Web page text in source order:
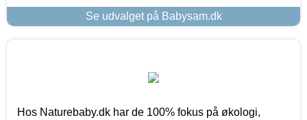
Se udvalget på Babysam.dk
Hos Naturebaby.dk har de 100% fokus på økologi,